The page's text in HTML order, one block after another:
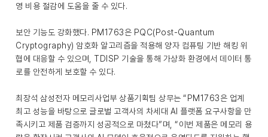
영 비용 절감에 도움을 줄 수 있다.
보안 기능도 강화했다. PM1763은 PQC(Post-Quantum
Cryptography) 암호화 알고리즘을 적용해 양자 컴퓨팅 기반 해킹 위
협에 대응할 수 있으며, TDISP 기술을 통해 가상화 환경에서 데이터 통
로를 안전하게 보호할 수 있다.
최장석 삼성전자 메모리사업부 상품기획팀 상무는 “PM1763은 업계
최고 성능을 바탕으로 글로벌 고객사의 차세대 AI 플랫폼 요구사항을 만
족시키고 제품 검증까지 성공적으로 마쳤다”며, “이번 제품은 메모리 용